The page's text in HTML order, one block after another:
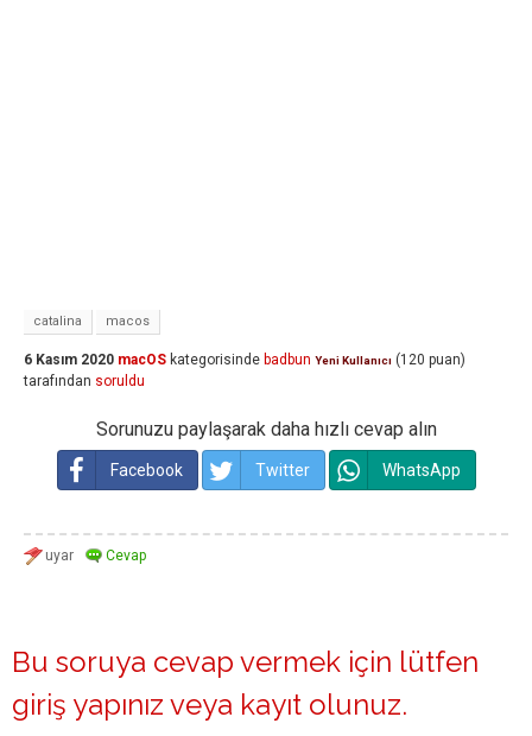
catalina macos
6 Kasım 2020 macOS kategorisinde badbun Yeni Kullanıcı (120 puan)
tarafından soruldu
Sorunuzu paylaşarak daha hızlı cevap alın
Facebook Twitter WhatsApp
Bu soruya cevap vermek için lütfen
giriş yapınız veya kayıt olunuz.